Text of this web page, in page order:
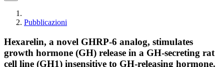
Pubblicazioni
Hexarelin, a novel GHRP-6 analog, stimulates
growth hormone (GH) release in a GH-secreting rat
cell line (GH1) insensitive to GH-releasing hormone.